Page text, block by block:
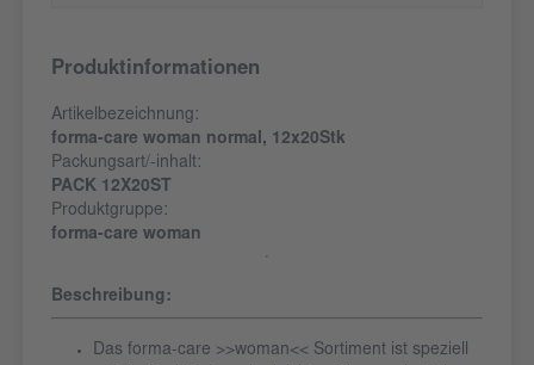
Produktinformationen
Artikelbezeichnung:
forma-care woman normal, 12x20Stk
Packungsart/-inhalt:
PACK 12X20ST
Produktgruppe:
forma-care woman
Beschreibung:
Das forma-care >>woman<< Sortiment ist speziell